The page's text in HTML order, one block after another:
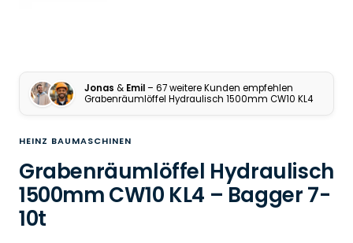
Jonas & Emil
Grabenräumlöffel Hydraulisch 1500mm CW10 KL4
HEINZ BAUMASCHINEN
Grabenräumlöffel Hydraulisch
1500mm CW10 KL4 – Bagger 7-
10t